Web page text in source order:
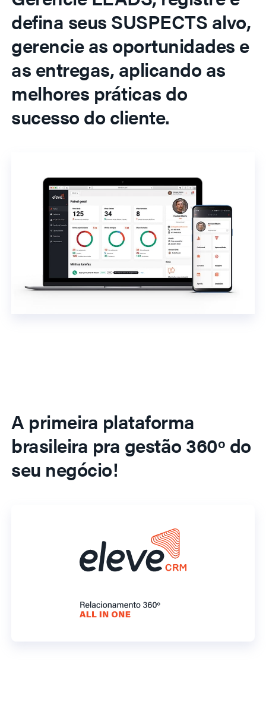
defina seus SUSPECTS alvo,
gerencie as oportunidades e
as entregas, aplicando as
melhores práticas do
sucesso do cliente.
A primeira plataforma
brasileira pra gestão 360º do
seu negócio!